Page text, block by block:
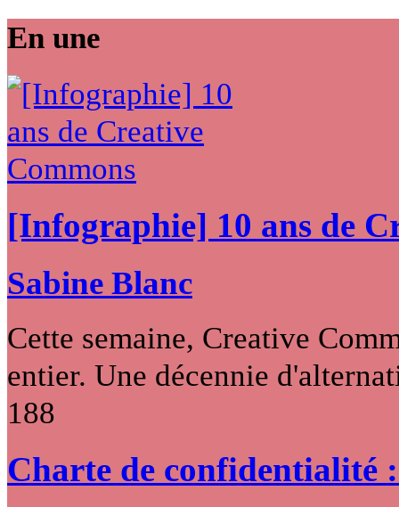
En une
[Infographie] 10 ans de
Sabine Blanc
Cette semaine, Creative
entier. Une décennie
188
Charte de confidentialité